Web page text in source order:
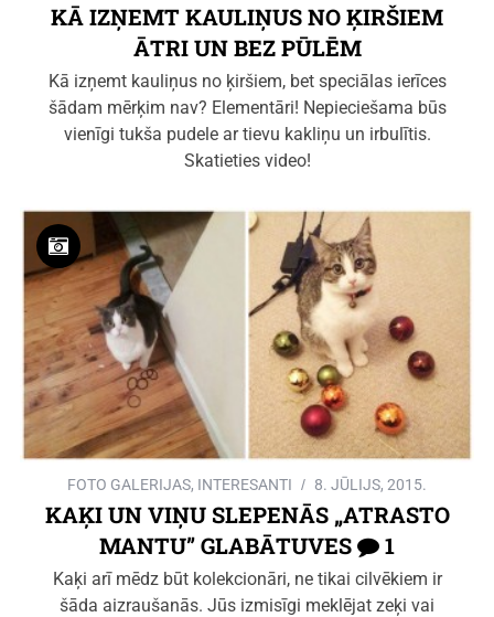
KĀ IZŅEMT KAULIŅUS NO ĶIRŠIEM
ĀTRI UN BEZ PŪLĒM
Kā izņemt kauliņus no ķiršiem, bet speciālas ierīces
šādam mērķim nav? Elementāri! Nepieciešama būs
vienīgi tukša pudele ar tievu kakliņu un irbulītis.
Skatieties video!
FOTO GALERIJAS, INTERESANTI 8. JŪLIJS, 2015.
KAĶI UN VIŅU SLEPENĀS „ATRASTO
MANTU” GLABĀTUVES
1
Kaķi arī mēdz būt kolekcionāri, ne tikai cilvēkiem ir
šāda aizraušanās. Jūs izmisīgi meklējat zeķi vai